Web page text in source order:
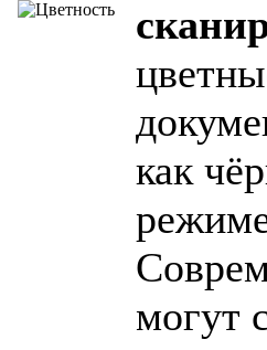
как
могут